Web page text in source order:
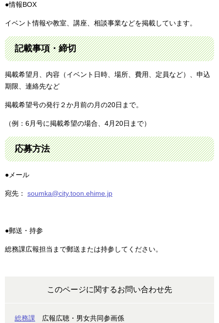
●情報BOX
イベント情報や教室、講座、相談事業などを掲載しています。
記載事項・締切
掲載希望月、内容（イベント日時、場所、費用、定員など）、申込
期限、連絡先など
掲載希望号の発行２か月前の月の20日まで。
（例：6月号に掲載希望の場合、4月20日まで）
応募方法
●メール
宛先： soumka@city.toon.ehime.jp
●郵送・持参
総務課広報担当まで郵送または持参してください。
このページに関するお問い合わせ先
総務課
広報広聴・男女共同参画係